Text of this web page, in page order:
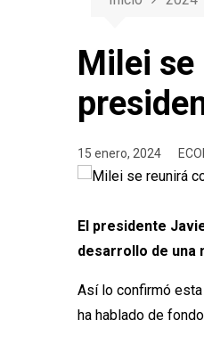
Milei se
15 enero, 2024
El presidente
desarrollo de una
Así lo confirmó
ha hablado de